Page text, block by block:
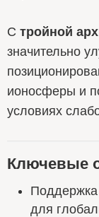
С тройной
значительно
ионосферы и
условиях
Ключевые
Поддержка
для